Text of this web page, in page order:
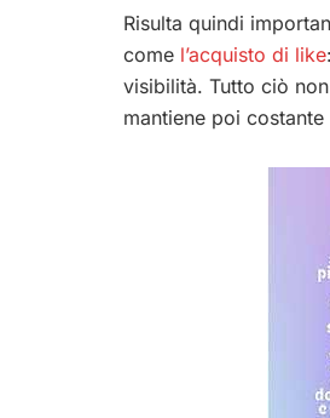
Risulta quindi
come l’acquisto di like
visibilità. Tutto ciò
mantiene poi